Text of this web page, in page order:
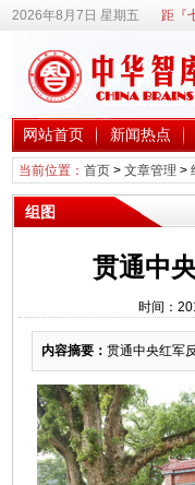
2026年8月7日 星期五 距『
网站首页 新闻热点
当前位置： 首页> 文章管理 >
组图
贯通中
时间：
内容摘要： 贯通中央红军